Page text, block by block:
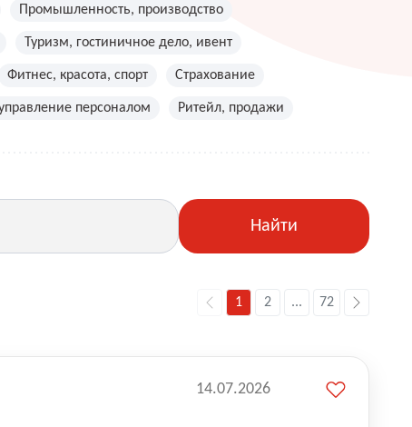
Промышленность, производство
Туризм, гостиничное дело, ивент
Фитнес, красота, спорт Страхование
персоналом Ритейл, продажи
Найти
1 2 ... 72
14.07.2026